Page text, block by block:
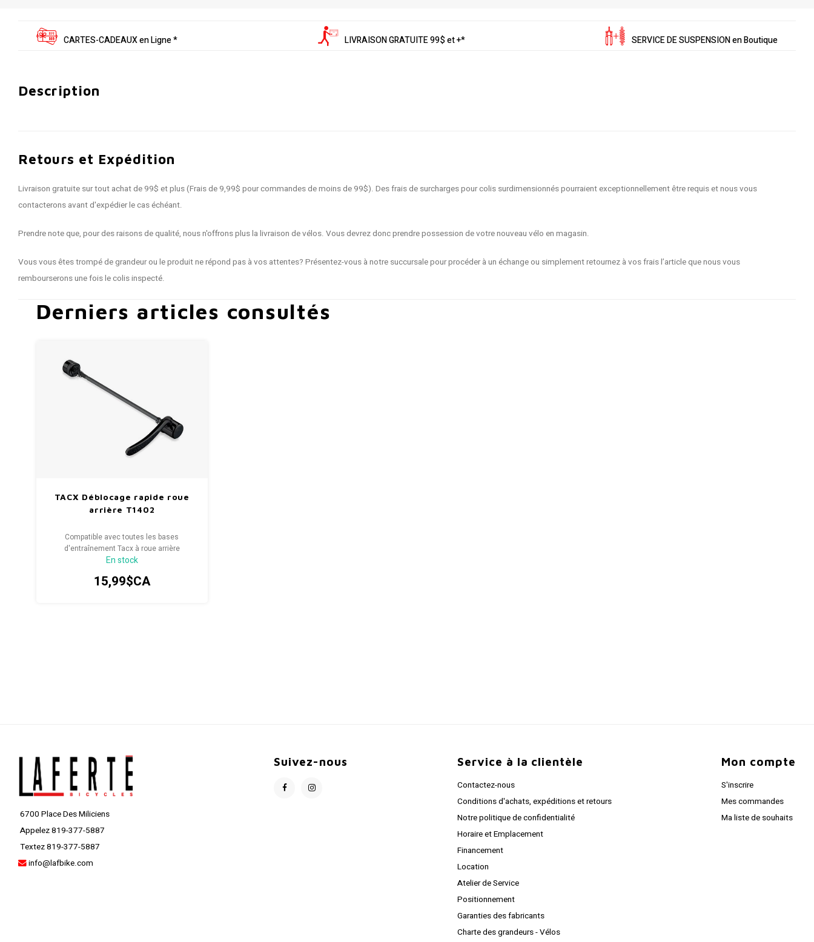
CARTES-CADEAUX en Ligne * LIVRAISON GRATUITE 99$ et +* SERVICE DE SUSPENSION en Boutique
Description
Retours et Expédition
Livraison gratuite sur tout achat de 99$ et plus (Frais de 9,99$ pour commandes de moins de 99$). Des frais de surcharges pour colis surdimensionnés pourraient exceptionnellement être requis et nous vous
contacterons avant d'expédier le cas échéant.
Prendre note que, pour des raisons de qualité, nous n'offrons plus la livraison de vélos. Vous devrez donc prendre possession de votre nouveau vélo en magasin.
Vous vous êtes trompé de grandeur ou le produit ne répond pas à vos attentes? Présentez-vous à notre succursale pour procéder à un échange ou simplement retournez à vos frais l’article que nous vous
rembourserons une fois le colis inspecté.
Derniers articles consultés
TACX Déblocage rapide roue
arrière T1402
Compatible avec toutes les bases
d'entraînement Tacx à roue arrière
En stock
15,99$CA
6700 Place Des Miliciens
Appelez 819-377-5887
Textez 819-377-5887
info@lafbike.com
Suivez-nous Service à la clientèle
Contactez-nous
Conditions d'achats, expéditions et retours
Notre politique de confidentialité
Horaire et Emplacement
Financement
Location
Atelier de Service
Positionnement
Garanties des fabricants
Charte des grandeurs - Vélos
Mon compte
S'inscrire
Mes commandes
Ma liste de souhaits